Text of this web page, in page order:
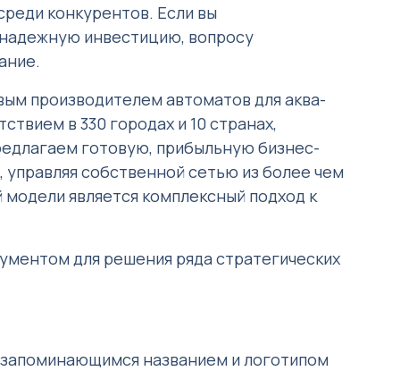
конкурентов. Если вы
инвестицию, вопросу
производителем автоматов для аква-
в 330 городах и 10 странах,
готовую, прибыльную бизнес-
собственной сетью из более чем
является комплексный подход к
для решения ряда стратегических
названием и логотипом